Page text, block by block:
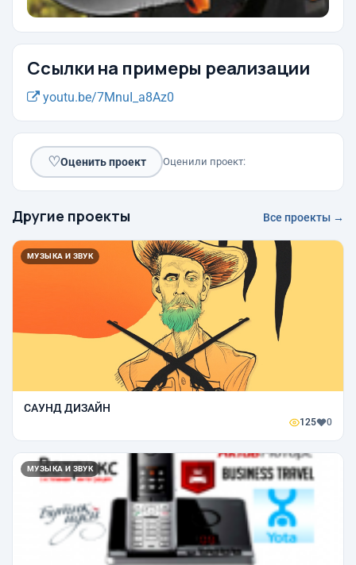
Ссылки на примеры реализации
youtu.be/7MnuI_a8Az0
♡Оценить проект Оценили проект:
Другие проекты Все проекты →
МУЗЫКА И ЗВУК
САУНД ДИЗАЙН
125 0
МУЗЫКА И ЗВУК